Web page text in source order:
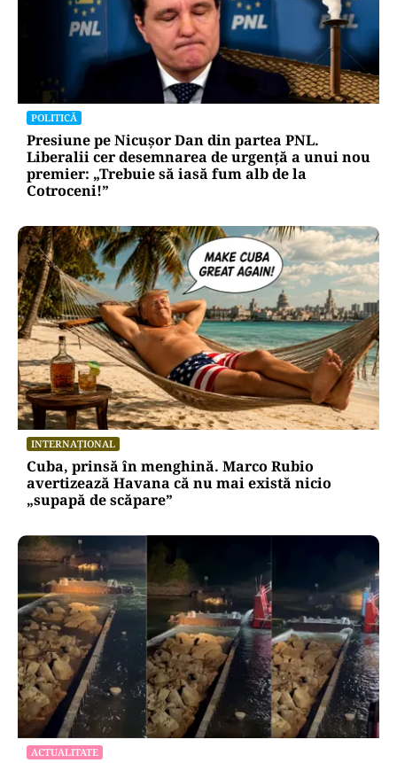
POLITICĂ
Presiune pe Nicușor Dan din partea PNL.
Liberalii cer desemnarea de urgență a unui nou
premier: „Trebuie să iasă fum alb de la
Cotroceni!”
INTERNAȚIONAL
Cuba, prinsă în menghină. Marco Rubio
avertizează Havana că nu mai există nicio
„supapă de scăpare”
ACTUALITATE